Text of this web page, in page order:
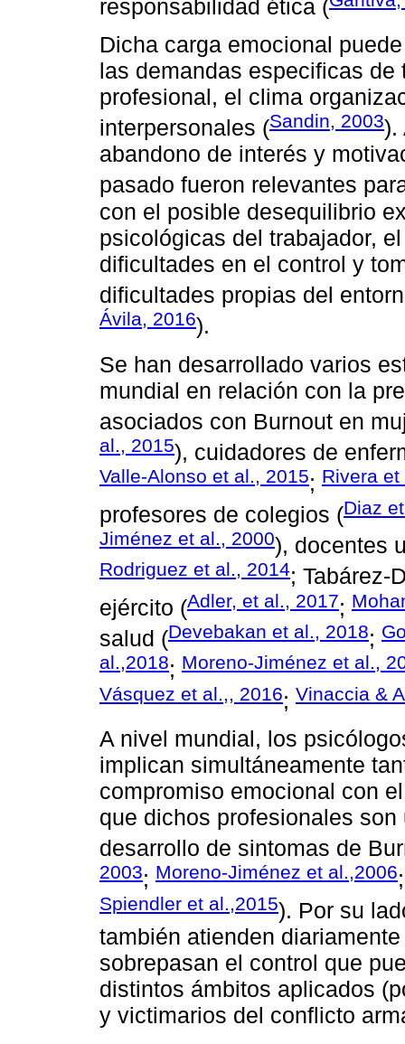
responsabilidad ética (
Dicha carga emocional
las demandas especificas
profesional, el clima
interpersonales (Sandin, 2003).
abandono de interés y
pasado fueron relevantes
con el posible desequilibrio
psicológicas del trabajador,
dificultades en el control y
dificultades propias del
Ávila, 2016).
Se han desarrollado varios
mundial en relación con la
asociados con Burnout en
al., 2015), cuidadores de
Valle-Alonso et al., 2015; Rivera
profesores de colegios (Diaz
Jiménez et al., 2000), docentes
Rodriguez et al., 2014; Tabárez-
ejército (Adler, et al., 2017;
salud (Devebakan et al., 2018;
al.,2018; Moreno-Jiménez et al.,
Vásquez et al.,, 2016; Vinaccia &
A nivel mundial, los
implican simultáneamente
compromiso emocional con
que dichos profesionales
desarrollo de sintomas de
2003; Moreno-Jiménez et al.,2006
Spiendler et al.,2015). Por su
también atienden
sobrepasan el control que
distintos ámbitos aplicados
y victimarios del conflicto